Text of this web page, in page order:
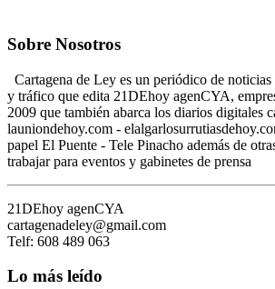
Sobre Nosotros
Cartagena de Ley es un periódico de noticias
y tráfico que edita 21DEhoy agenCYA,
2009 que también abarca los diarios digitales
launiondehoy.com -
papel El Puente - Tele Pinacho además de
trabajar para eventos y gabinetes de prensa
21DEhoy agenCYA
cartagenadeley@gmail.com
Telf: 608 489 063
Lo más leído